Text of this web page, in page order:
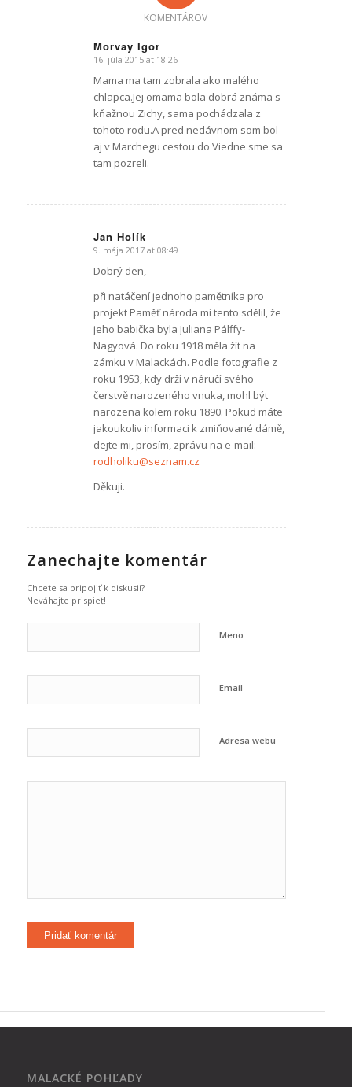
KOMENTÁROV
Morvay Igor
hovorí:
16. júla 2015 at 18:26
Mama ma tam zobrala ako malého
chlapca.Jej omama bola dobrá známa s
kňažnou Zichy, sama pochádzala z
tohoto rodu.A pred nedávnom som bol
aj v Marchegu cestou do Viedne sme sa
tam pozreli.
Jan Holík
hovorí:
9. mája 2017 at 08:49
Dobrý den,
při natáčení jednoho pamětníka pro
projekt Paměť národa mi tento sdělil, že
jeho babička byla Juliana Pálffy-
Nagyová. Do roku 1918 měla žít na
zámku v Malackách. Podle fotografie z
roku 1953, kdy drží v náručí svého
čerstvě narozeného vnuka, mohl být
narozena kolem roku 1890. Pokud máte
jakoukoliv informaci k zmiňované dámě,
dejte mi, prosím, zprávu na e-mail:
rodholiku@seznam.cz
Děkuji.
Zanechajte komentár
Chcete sa pripojiť k diskusii?
Neváhajte prispieť!
Meno
Email
Adresa webu
MALACKÉ POHĽADY